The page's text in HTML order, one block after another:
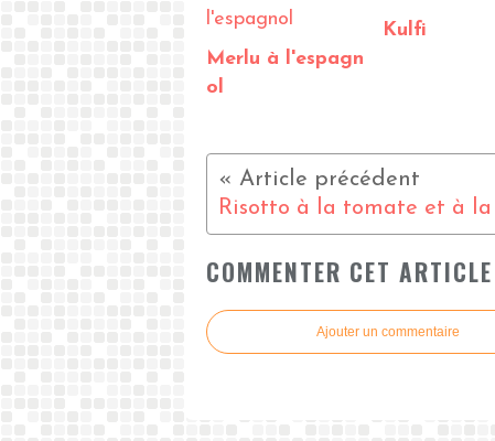
Merlu à l'espagn
ol
Kulfi
COMMENTER CET ARTICLE
Ajouter un commentaire